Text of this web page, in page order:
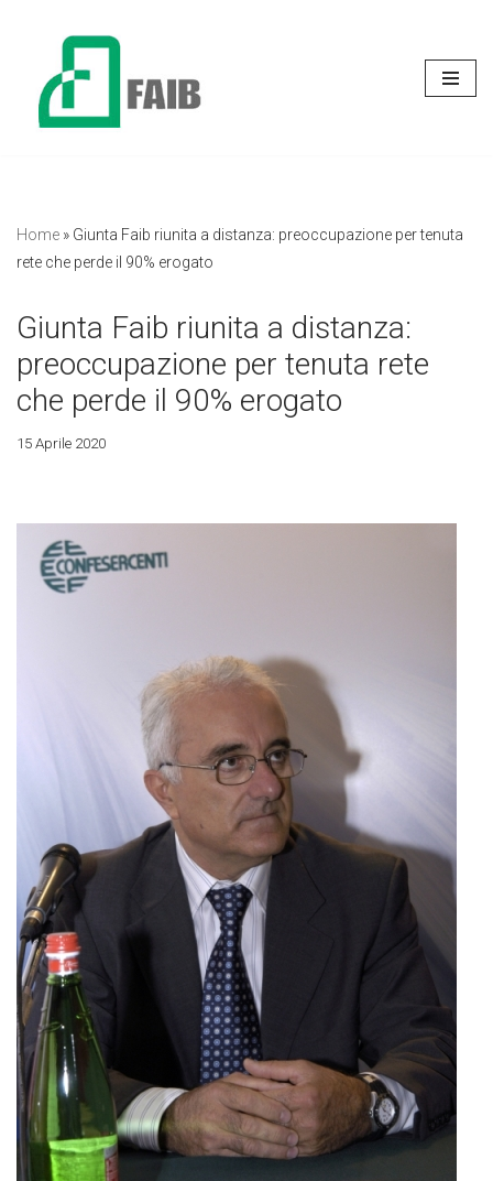
contenuto
Home » Giunta Faib riunita a distanza: preoccupazione per tenuta
rete che perde il 90% erogato
Giunta Faib riunita a distanza:
preoccupazione per tenuta rete
che perde il 90% erogato
15 Aprile 2020